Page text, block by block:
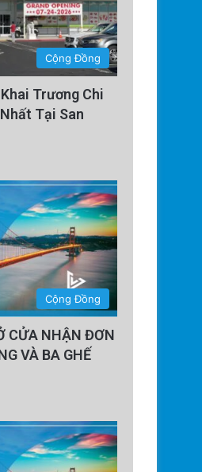
Cộng Đồng
Trương Chi
Tại San
Cộng Đồng
CỬA NHẬN ĐƠN
VÀ BA GHẾ